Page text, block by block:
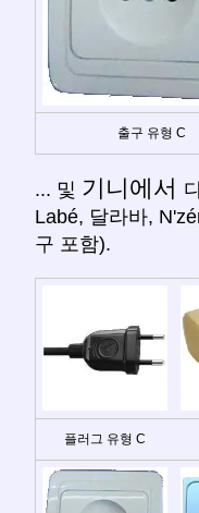
출구 유형 C
... 및 기니에서
Labé, 달라바,
구 포함).
플러그 유형 C